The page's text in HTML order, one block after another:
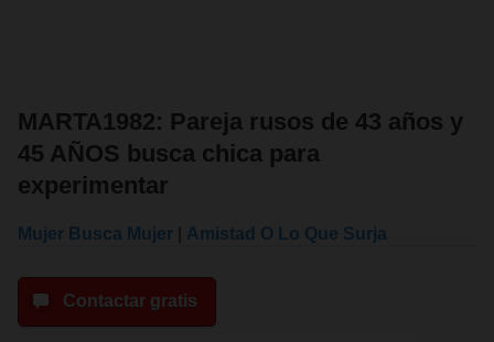
MARTA1982: Pareja rusos de 43 años y
45 AÑOS busca chica para
experimentar
Mujer Busca Mujer Amistad O Lo Que Surja
Contactar gratis